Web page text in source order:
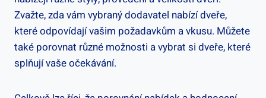
Zvažte, zda vám vybraný dodavatel nabízí dveře,
které odpovídají vašim požadavkům a vkusu. Můžete
také porovnat různé možnosti a vybrat si dveře, které
splňují vaše očekávání.